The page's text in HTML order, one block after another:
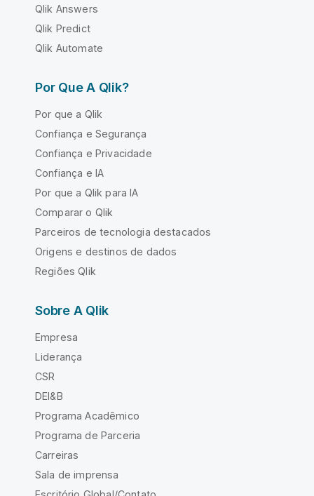
Qlik Answers
Qlik Predict
Qlik Automate
Por Que A Qlik?
Por que a Qlik
Confiança e Segurança
Confiança e Privacidade
Confiança e IA
Por que a Qlik para IA
Comparar o Qlik
Parceiros de tecnologia destacados
Origens e destinos de dados
Regiões Qlik
Sobre A Qlik
Empresa
Liderança
CSR
DEI&B
Programa Acadêmico
Programa de Parceria
Carreiras
Sala de imprensa